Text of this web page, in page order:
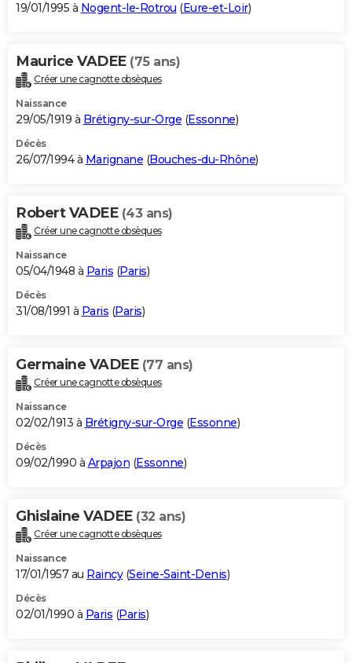
19/01/1995 à Nogent-le-Rotrou (Eure-et-Loir)
Maurice VADEE (75 ans)
Créer une cagnotte obsèques
Naissance
29/05/1919 à Brétigny-sur-Orge (Essonne)
Décès
26/07/1994 à Marignane (Bouches-du-Rhône)
Robert VADEE (43 ans)
Créer une cagnotte obsèques
Naissance
05/04/1948 à Paris (Paris)
Décès
31/08/1991 à Paris (Paris)
Germaine VADEE (77 ans)
Créer une cagnotte obsèques
Naissance
02/02/1913 à Brétigny-sur-Orge (Essonne)
Décès
09/02/1990 à Arpajon (Essonne)
Ghislaine VADEE (32 ans)
Créer une cagnotte obsèques
Naissance
17/01/1957 au Raincy(Seine-Saint-Denis)
Décès
02/01/1990 à Paris (Paris)